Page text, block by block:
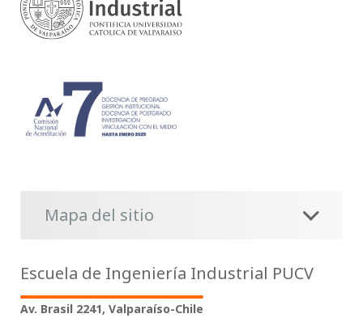
Mapa del sitio
Escuela de Ingeniería Industrial PUCV
Av. Brasil 2241, Valparaíso-Chile